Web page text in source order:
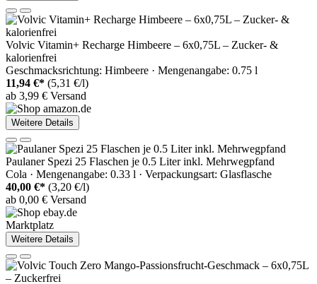
Volvic Vitamin+ Recharge Himbeere – 6x0,75L – Zucker- &
kalorienfrei
Geschmacksrichtung: Himbeere · Mengenangabe: 0.75 l
11,94 €* (5,31 €/l)
ab 3,99 € Versand
Weitere Details
Paulaner Spezi 25 Flaschen je 0.5 Liter inkl. Mehrwegpfand
Cola · Mengenangabe: 0.33 l · Verpackungsart: Glasflasche
40,00 €* (3,20 €/l)
ab 0,00 € Versand
Marktplatz
Weitere Details